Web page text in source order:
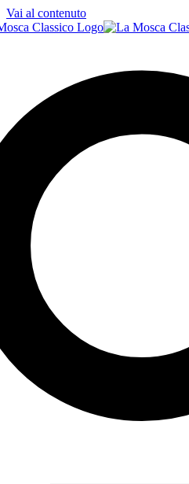
Vai al contenuto